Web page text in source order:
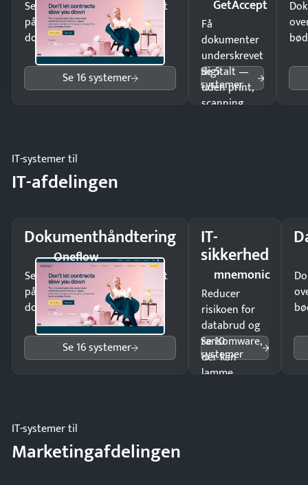
Send kontrakter til underskrift
på minutter og mist ingen
dokumenter.
Se 16 systemer
GetAccept
Få
dokumenter
underskrevet
digitalt —
uden print,
scanning
Se 5
systemer
IT-systemer til
IT-afdelingen
Dokumenthåndtering
Oneflow
Send kontrakter til underskrift
på minutter og mist ingen
dokumenter.
Se 16 systemer
IT-
sikkerhed
mnemonic
Reducer
risikoen for
databrud og
ransomware,
der kan
lamme
Se 10
systemer
IT-systemer til
Marketingafdelingen